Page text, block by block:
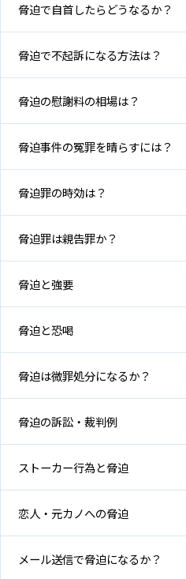
脅迫で自首したらどうなるか？
脅迫で不起訴になる方法は？
脅迫の慰謝料の相場は？
脅迫事件の冤罪を晴らすには？
脅迫罪の時効は？
脅迫罪は親告罪か？
脅迫と強要
脅迫と恐喝
脅迫は微罪処分になるか？
脅迫の訴訟・裁判例
ストーカー行為と脅迫
恋人・元カノへの脅迫
メール送信で脅迫になるか？